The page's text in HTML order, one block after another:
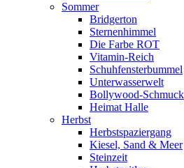
Sommer
Bridgerton
Sternenhimmel
Die Farbe ROT
Vitamin-Reich
Schuhfensterbummel
Unterwasserwelt
Bollywood-Schmuck
Heimat Halle
Herbst
Herbstspaziergang
Kiesel, Sand & Meer
Steinzeit